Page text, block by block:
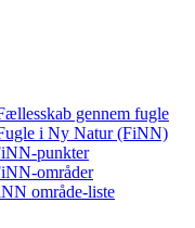
gennem fugle
i Ny Natur (FiNN)
punkter
områder
område-liste